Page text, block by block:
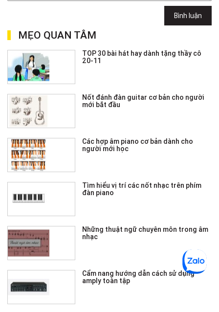
Bình luận
MẸO QUAN TÂM
TOP 30 bài hát hay dành tặng thầy cô
20-11
Nốt đánh đàn guitar cơ bản cho người
mới bắt đầu
Các hợp âm piano cơ bản dành cho
người mới học
Tìm hiểu vị trí các nốt nhạc trên phím
đàn piano
Những thuật ngữ chuyên môn trong âm
nhạc
Cẩm nang hướng dẫn cách sử dụng
amply toàn tập